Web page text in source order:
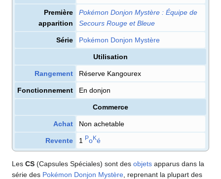
Première
apparition
Pokémon Donjon Mystère : Équipe de
Secours Rouge et Bleue
Série Pokémon Donjon Mystère
Utilisation
Rangement Réserve Kangourex
Fonctionnement En donjon
Commerce
Achat Non achetable
Revente 1 PoKé
Les CS (Capsules Spéciales) sont des objets apparus dans la
série des Pokémon Donjon Mystère , reprenant la plupart des